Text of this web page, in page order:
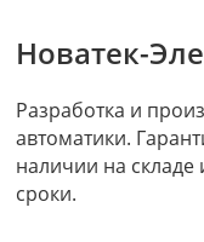
Новатек-
Разработка и
автоматики.
наличии на
сроки.